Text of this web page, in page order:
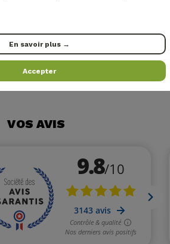
les sacs ou les
adaptés à vos besoins.
contacter au 07 84 58 69
VOS AVIS
En savoir plus →
Accepter